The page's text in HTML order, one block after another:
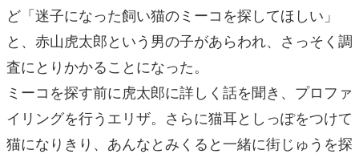
ど「迷子になった飼い猫のミーコを探してほしい」
と、赤山虎太郎という男の子があらわれ、さっそく調
査にとりかかることになった。
ミーコを探す前に虎太郎に詳しく話を聞き、プロファ
イリングを行うエリザ。さらに猫耳としっぽをつけて
猫になりきり、あんなとみくると一緒に街じゅうを探